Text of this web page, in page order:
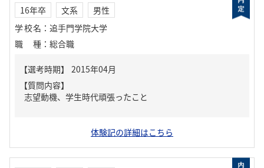
16年卒 文系
男性
学校名 ： 追手門学院大学
職種 ： 総合職
【質問内容】
志望動機、学生時代頑張ったこと
体験記の詳細はこちら